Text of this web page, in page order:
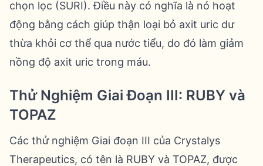
chọn lọc (SURI). Điều này có nghĩa là nó hoạt
động bằng cách giúp thận loại bỏ axit uric dư
thừa khỏi cơ thể qua nước tiểu, do đó làm giảm
nồng độ axit uric trong máu.
Thử Nghiệm Giai Đoạn III: RUBY và
TOPAZ
Các thử nghiệm Giai đoạn III của Crystalys
Therapeutics, có tên là RUBY và TOPAZ, được